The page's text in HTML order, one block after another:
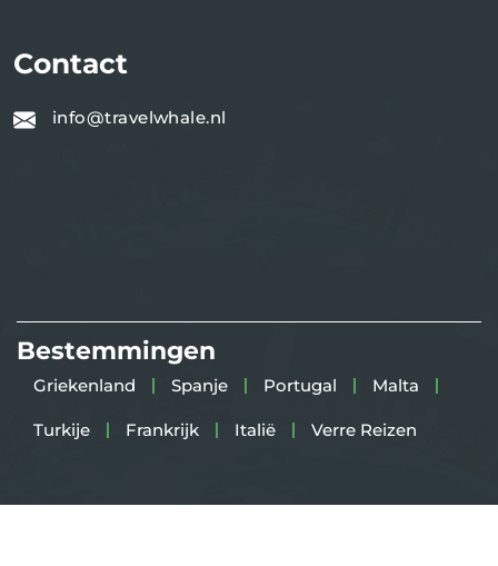
Contact
info@travelwhale.nl
Bestemmingen
Griekenland Spanje Portugal Malta
Turkije Frankrijk Italië Verre Reizen